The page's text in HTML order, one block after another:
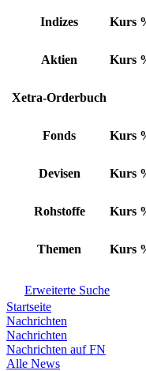
Indizes Kurs
Aktien Kurs
Xetra-Orderbuch
Fonds Kurs
Devisen Kurs
Rohstoffe Kurs
Themen Kurs
Erweiterte Suche
Startseite
Nachrichten
Nachrichten
Nachrichten auf FN
Alle News